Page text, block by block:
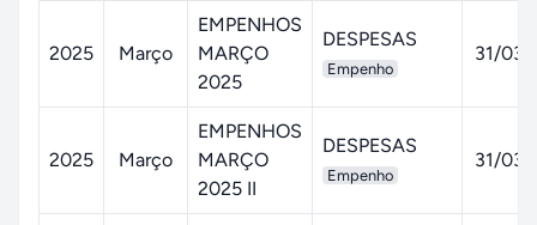
2025 Março
EMPENHOS
MARÇO
2025
DESPESAS
Empenho
31/03/
2025 Março
EMPENHOS
MARÇO
2025 II
DESPESAS
Empenho
31/03/